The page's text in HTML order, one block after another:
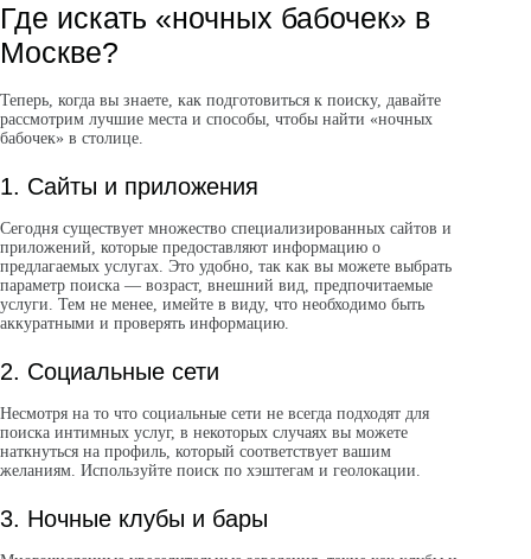
Где искать «ночных бабочек» в
Москве?
Теперь, когда вы знаете, как подготовиться к поиску, давайте
рассмотрим лучшие места и способы, чтобы найти «ночных
бабочек» в столице.
1. Сайты и приложения
Сегодня существует множество специализированных сайтов и
приложений, которые предоставляют информацию о
предлагаемых услугах. Это удобно, так как вы можете выбрать
параметр поиска — возраст, внешний вид, предпочитаемые
услуги. Тем не менее, имейте в виду, что необходимо быть
аккуратными и проверять информацию.
2. Социальные сети
Несмотря на то что социальные сети не всегда подходят для
поиска интимных услуг, в некоторых случаях вы можете
наткнуться на профиль, который соответствует вашим
желаниям. Используйте поиск по хэштегам и геолокации.
3. Ночные клубы и бары